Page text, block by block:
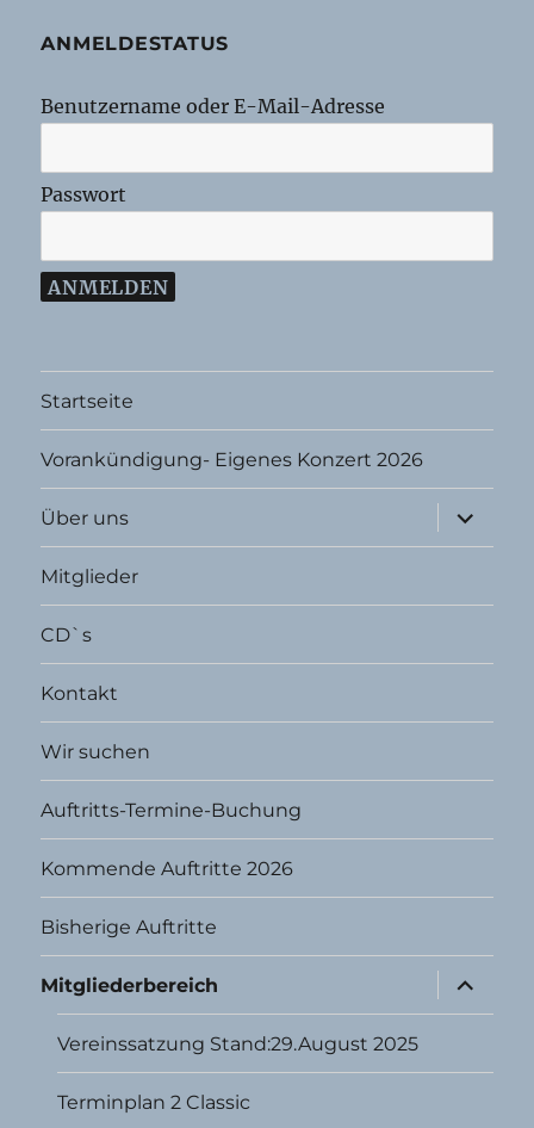
ANMELDESTATUS
Benutzername oder E-Mail-Adresse
Passwort
Startseite
Vorankündigung- Eigenes Konzert 2026
Über uns
öffnen
Mitglieder
CD`s
Kontakt
Wir suchen
Auftritts-Termine-Buchung
Kommende Auftritte 2026
Bisherige Auftritte
Mitgliederbereich
öffnen
Vereinssatzung Stand:29.August 2025
Terminplan 2 Classic